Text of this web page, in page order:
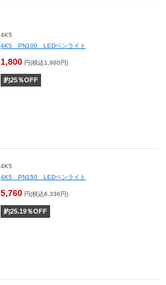
4K5
4K5 PN100 LEDペンライト
1,800 円(税込1,980円)
約25％OFF
4K5
4K5 PN150 LEDペンライト
5,760 円(税込6,336円)
約25.19％OFF